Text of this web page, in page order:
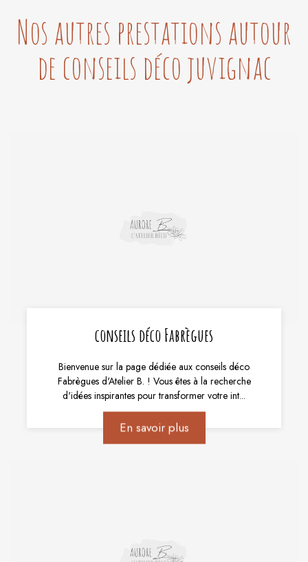
Nos autres prestations autour
de conseils déco juvignac
conseils déco Fabrègues
Bienvenue sur la page dédiée aux conseils déco
Fabrègues d'Atelier B. ! Vous êtes à la recherche
d'idées inspirantes pour transformer votre int...
En savoir plus